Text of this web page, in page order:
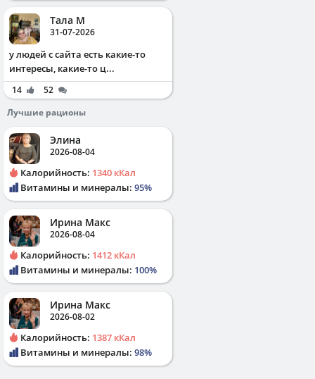
Тала М
31-07-2026
у людей с сайта есть какие-то
интересы, какие-то ц...
14
52
Лучшие рационы
Элина
2026-08-04
Калорийность: 1340 кКал
Витамины и минералы: 95%
Ирина Макс
2026-08-04
Калорийность: 1412 кКал
Витамины и минералы: 100%
Ирина Макс
2026-08-02
Калорийность: 1387 кКал
Витамины и минералы: 98%